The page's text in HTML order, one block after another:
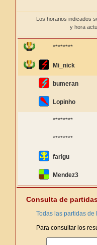
Los horarios indicados
y hora
********
Mi_nick
bumeran
Lopinho
********
********
farigu
Mendez3
Consulta de
Todas las partidas de
Para consultar los